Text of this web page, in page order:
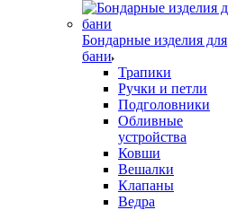
Бондарные изделия для
бани
Трапики
Ручки и петли
Подголовники
Обливные
устройства
Ковши
Вешалки
Клапаны
Ведра